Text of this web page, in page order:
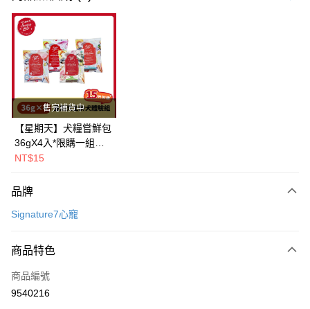
超商取貨付款
LINE Pay
Apple Pay
街口支付
悠遊付
Google Pay
AFTEE先享後付
相關說明
AFTEE先享後付是「在收到商品之後才付款」的支付方式。 讓您購物簡單
便利好安心！
２．便利：只要手機號碼，簡訊認證，即可結帳。
３．安心：先確認商品／服務後，再付款。
運送方式
全家取貨付款
售完補貨中
【星期天】犬糧嘗鮮包
36gX4入*限購一組｜
鱈+鮭+牛+羊（效期
NT$15
品牌
Signature7心寵
商品特色
商品編號
9540216